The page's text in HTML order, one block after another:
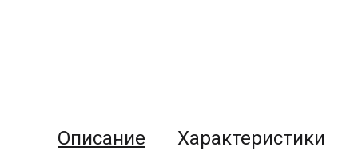
Описание Характеристики